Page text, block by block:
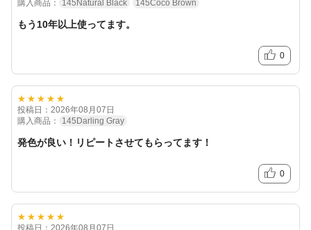
購入商品：
145Natural Black 145Coco Brown
もう10年以上使ってます。
0
★★★★★
投稿日：2026年08月07日
購入商品：
145Darling Gray
発色が良い！リピートさせてもらってます！
0
★★★★★
投稿日：2026年08月07日